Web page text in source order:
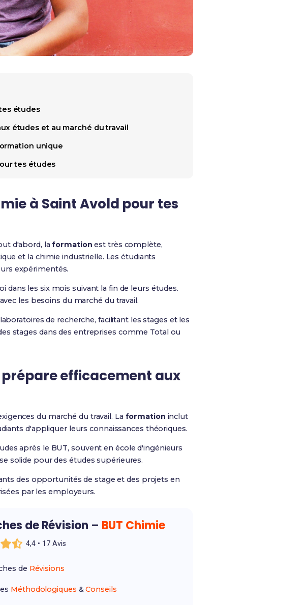
études
études et au marché du travail
unique
tes études
à Saint Avold pour tes
d'abord, laformation est très complète,
et la chimie industrielle. Les étudiants
expérimentés.
les six mois suivant la fin de leurs études.
les besoins du marché du travail.
de recherche, facilitant les stages et les
stages dans des entreprises comme Total ou
prépare efficacement aux
du marché du travail. La formation inclut
d'appliquer leurs connaissances théoriques.
après le BUT, souvent en école d'ingénieurs
solide pour des études supérieures.
des opportunités de stage et des projets en
par les employeurs.
de Révision – BUT Chimie
4,4 • 17 Avis
de Révisions
Méthodologiques &Conseils